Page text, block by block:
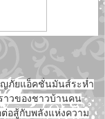
ยแอ็คชั่นมันส์ระห่ำ
าวของชาวบ้านคน
อสู้กับพลังแห่งความ